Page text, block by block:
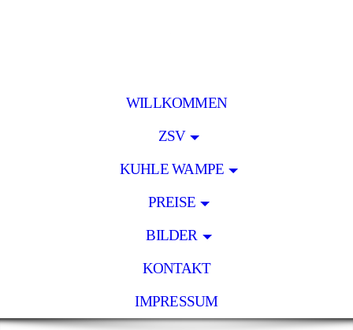
WILLKOMMEN
ZSV
KUHLE WAMPE
PREISE
BILDER
KONTAKT
IMPRESSUM